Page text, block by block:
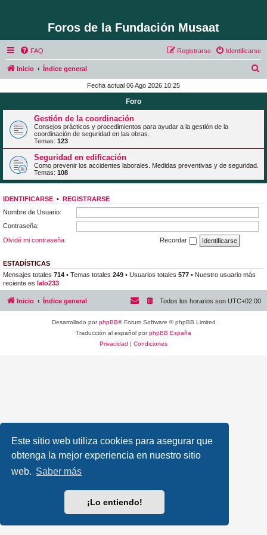
Este sitio web utiliza cookies para asegurar que
obtenga la mejor experiencia en nuestro sitio
web. Saber más
¡Lo entiendo!
Foros de la Fundación Musaat
FAQ Identificarse
Registrarse
Inicio Índice general
c
Fecha actual 06 Ago 2026 10:25
Foro
Gestión de la coordinación
Consejos prácticos y procedimientos para ayudar a la gestión de la
coordinación de seguridad en las obras.
Temas: 123
Seguridad en edificación
Como prevenir los accidentes laborales. Medidas preventivas y de seguridad.
Temas: 108
IDENTIFICARSE • REGISTRARSE
Nombre de Usuario:
Contraseña:
Olvidé mi contraseña
Recordar
ESTADÍSTICAS
Mensajes totales 714 • Temas totales 249 • Usuarios totales 577 • Nuestro usuario más
reciente es lalo233
Inicio Índice general Todos los horarios son UTC+02:00
Desarrollado porphpBB® Forum Software © phpBB Limited
Traducción al español porphpBB España
Privacidad | Condiciones